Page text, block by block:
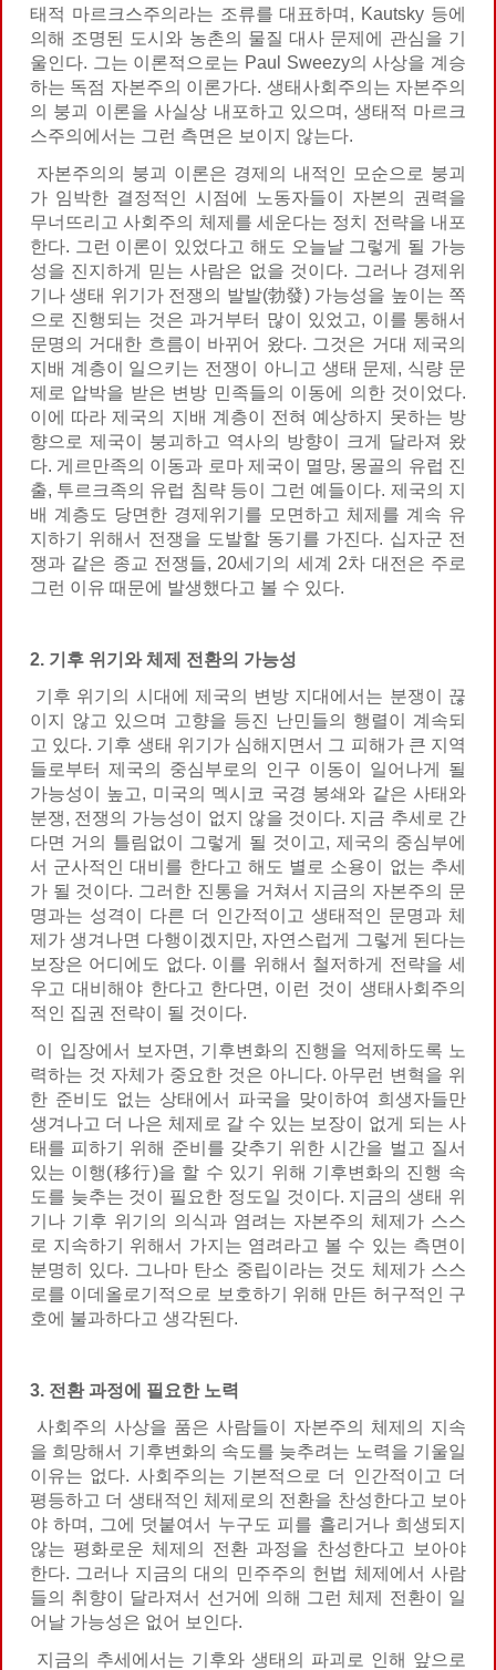
태적 마르크스주의라는 조류를 대표하며, Kautsky 등에
의해 조명된 도시와 농촌의 물질 대사 문제에 관심을 기
울인다. 그는 이론적으로는 Paul Sweezy의 사상을 계승
하는 독점 자본주의 이론가다. 생태사회주의는 자본주의
의 붕괴 이론을 사실상 내포하고 있으며, 생태적 마르크
스주의에서는 그런 측면은 보이지 않는다.
자본주의의 붕괴 이론은 경제의 내적인 모순으로 붕괴
가 임박한 결정적인 시점에 노동자들이 자본의 권력을
무너뜨리고 사회주의 체제를 세운다는 정치 전략을 내포
한다. 그런 이론이 있었다고 해도 오늘날 그렇게 될 가능
성을 진지하게 믿는 사람은 없을 것이다. 그러나 경제위
기나 생태 위기가 전쟁의 발발(勃發) 가능성을 높이는 쪽
으로 진행되는 것은 과거부터 많이 있었고, 이를 통해서
문명의 거대한 흐름이 바뀌어 왔다. 그것은 거대 제국의
지배 계층이 일으키는 전쟁이 아니고 생태 문제, 식량 문
제로 압박을 받은 변방 민족들의 이동에 의한 것이었다.
이에 따라 제국의 지배 계층이 전혀 예상하지 못하는 방
향으로 제국이 붕괴하고 역사의 방향이 크게 달라져 왔
다. 게르만족의 이동과 로마 제국이 멸망, 몽골의 유럽 진
출, 투르크족의 유럽 침략 등이 그런 예들이다. 제국의 지
배 계층도 당면한 경제위기를 모면하고 체제를 계속 유
지하기 위해서 전쟁을 도발할 동기를 가진다. 십자군 전
쟁과 같은 종교 전쟁들, 20세기의 세계 2차 대전은 주로
그런 이유 때문에 발생했다고 볼 수 있다.
2. 기후 위기와 체제 전환의 가능성
기후 위기의 시대에 제국의 변방 지대에서는 분쟁이 끊
이지 않고 있으며 고향을 등진 난민들의 행렬이 계속되
고 있다. 기후 생태 위기가 심해지면서 그 피해가 큰 지역
들로부터 제국의 중심부로의 인구 이동이 일어나게 될
가능성이 높고, 미국의 멕시코 국경 봉쇄와 같은 사태와
분쟁, 전쟁의 가능성이 없지 않을 것이다. 지금 추세로 간
다면 거의 틀림없이 그렇게 될 것이고, 제국의 중심부에
서 군사적인 대비를 한다고 해도 별로 소용이 없는 추세
가 될 것이다. 그러한 진통을 거쳐서 지금의 자본주의 문
명과는 성격이 다른 더 인간적이고 생태적인 문명과 체
제가 생겨나면 다행이겠지만, 자연스럽게 그렇게 된다는
보장은 어디에도 없다. 이를 위해서 철저하게 전략을 세
우고 대비해야 한다고 한다면, 이런 것이 생태사회주의
적인 집권 전략이 될 것이다.
이 입장에서 보자면, 기후변화의 진행을 억제하도록 노
력하는 것 자체가 중요한 것은 아니다. 아무런 변혁을 위
한 준비도 없는 상태에서 파국을 맞이하여 희생자들만
생겨나고 더 나은 체제로 갈 수 있는 보장이 없게 되는 사
태를 피하기 위해 준비를 갖추기 위한 시간을 벌고 질서
있는 이행(移行)을 할 수 있기 위해 기후변화의 진행 속
도를 늦추는 것이 필요한 정도일 것이다. 지금의 생태 위
기나 기후 위기의 의식과 염려는 자본주의 체제가 스스
로 지속하기 위해서 가지는 염려라고 볼 수 있는 측면이
분명히 있다. 그나마 탄소 중립이라는 것도 체제가 스스
로를 이데올로기적으로 보호하기 위해 만든 허구적인 구
호에 불과하다고 생각된다.
3. 전환 과정에 필요한 노력
사회주의 사상을 품은 사람들이 자본주의 체제의 지속
을 희망해서 기후변화의 속도를 늦추려는 노력을 기울일
이유는 없다. 사회주의는 기본적으로 더 인간적이고 더
평등하고 더 생태적인 체제로의 전환을 찬성한다고 보아
야 하며, 그에 덧붙여서 누구도 피를 흘리거나 희생되지
않는 평화로운 체제의 전환 과정을 찬성한다고 보아야
한다. 그러나 지금의 대의 민주주의 헌법 체제에서 사람
들의 취향이 달라져서 선거에 의해 그런 체제 전환이 일
어날 가능성은 없어 보인다.
지금의 추세에서는 기후와 생태의 파괴로 인해 앞으로